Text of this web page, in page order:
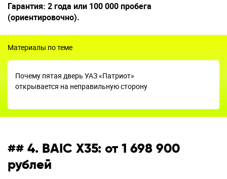
Гарантия: 2 года или 100 000 пробега
(ориентировочно).
Материалы по теме
Почему пятая дверь УАЗ «Патриот»
открывается на неправильную сторону
## 4. BAIC X35: от 1 698 900
рублей